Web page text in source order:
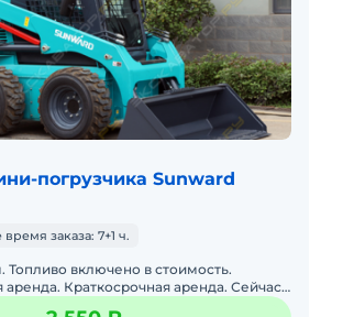
погрузчика Sunward
заказа: 7+1 ч.
Топливо включено в стоимость.
аренда. Краткосрочная аренда. Сейчас
экипаж.